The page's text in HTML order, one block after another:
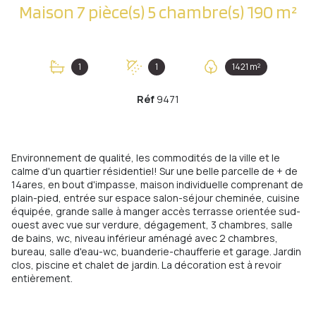
Maison 7 pièce(s) 5 chambre(s) 190 m²
1 1 1421 m²
Réf 9471
Environnement de qualité, les commodités de la ville et le
calme d'un quartier résidentiel! Sur une belle parcelle de + de
14ares, en bout d'impasse, maison individuelle comprenant de
plain-pied, entrée sur espace salon-séjour cheminée, cuisine
équipée, grande salle à manger accès terrasse orientée sud-
ouest avec vue sur verdure, dégagement, 3 chambres, salle
de bains, wc, niveau inférieur aménagé avec 2 chambres,
bureau, salle d'eau-wc, buanderie-chaufferie et garage. Jardin
clos, piscine et chalet de jardin. La décoration est à revoir
entièrement.